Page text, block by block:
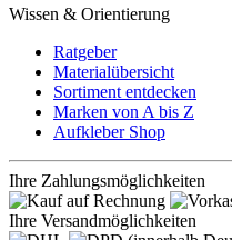
Wissen & Orientierung
Ratgeber
Materialübersicht
Sortiment entdecken
Marken von A bis Z
Aufkleber Shop
Ihre Zahlungsmöglichkeiten
Ihre Versandmöglichkeiten